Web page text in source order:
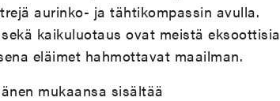
aurinko- ja tähtikompassin avulla.
kaikuluotaus ovat meistä eksoottisia
eläimet hahmottavat maailman.
mukaansa sisältää